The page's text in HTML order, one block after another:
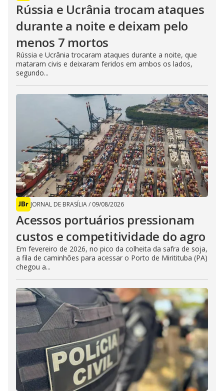
Rússia e Ucrânia trocam ataques
durante a noite e deixam pelo
menos 7 mortos
Rússia e Ucrânia trocaram ataques durante a noite, que
mataram civis e deixaram feridos em ambos os lados,
segundo...
JORNAL DE BRASÍLIA/ 09/08/2026
Acessos portuários pressionam
custos e competitividade do agro
Em fevereiro de 2026, no pico da colheita da safra de soja,
a fila de caminhões para acessar o Porto de Miritituba (PA)
chegou a...